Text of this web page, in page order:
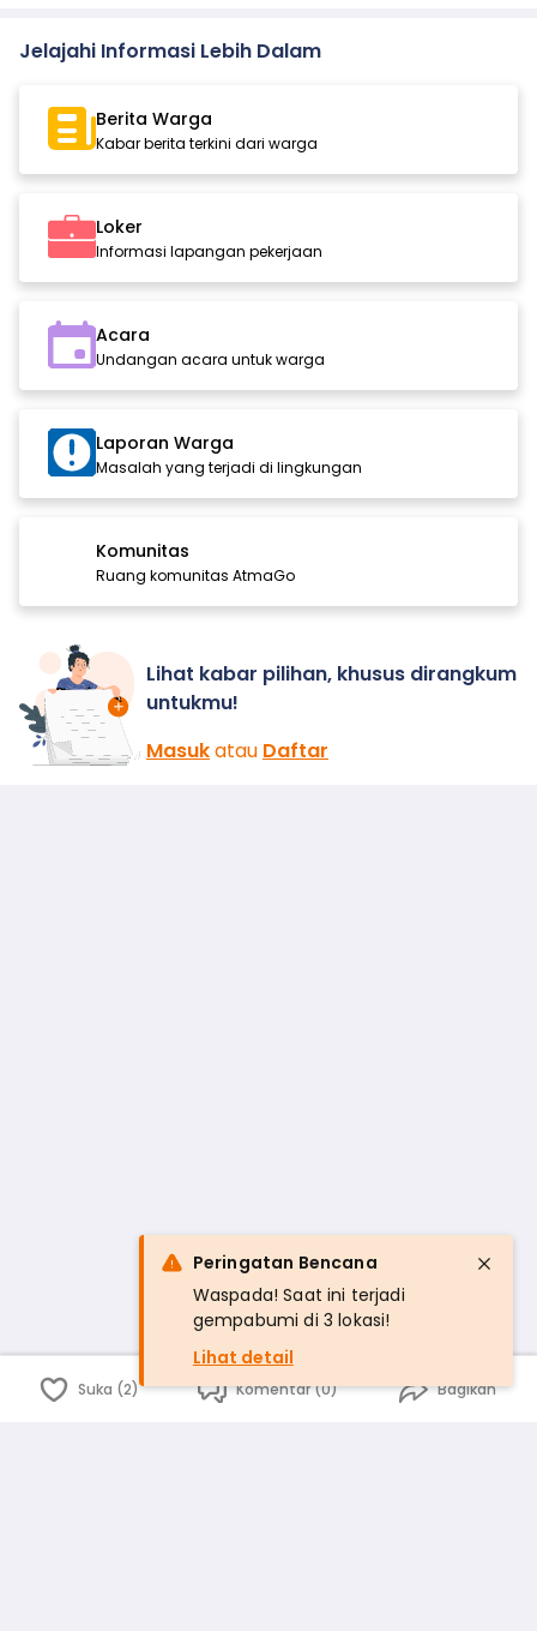
Jelajahi Informasi Lebih Dalam
Berita Warga
Kabar berita terkini dari warga
Loker
Informasi lapangan pekerjaan
Acara
Undangan acara untuk warga
Laporan Warga
Masalah yang terjadi di lingkungan
Komunitas
Ruang komunitas AtmaGo
Lihat kabar pilihan, khusus dirangkum
untukmu!
Masukatau Daftar
Suka (2) Komentar (0) Bagikan
Peringatan Bencana
Waspada! Saat ini terjadi
gempabumi di 3 lokasi!
Lihat detail